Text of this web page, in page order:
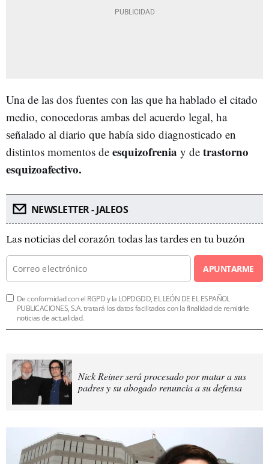
Una de las dos fuentes con las que ha hablado el citado
medio, conocedoras ambas del acuerdo legal, ha
señalado al diario que había sido diagnosticado en
distintos momentos de esquizofrenia y de trastorno
esquizoafectivo.
NEWSLETTER - JALEOS
Las noticias del corazón todas las tardes en tu buzón
APUNTARME
De conformidad con el RGPD y la LOPDGDD, EL LEÓN DE EL ESPAÑOL
PUBLICACIONES, S.A. tratará los datos facilitados con la finalidad de remitirle
noticias de actualidad.
Nick Reiner será procesado por matar a sus
padres y su abogado renuncia a su defensa